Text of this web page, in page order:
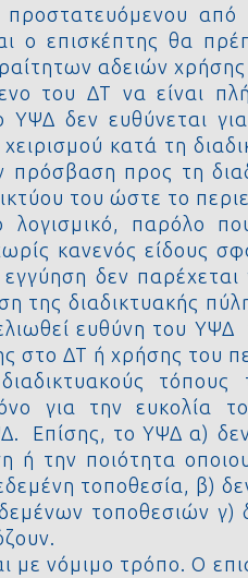
προστατευόμενου
ο επισκέπτης θα
αδειών χρήσης
του ΔΤ να είναι
ΥΨΔ δεν ευθύνεται
κατά τη
πρόσβαση προς τη
του ώστε το
παρόλο
κανενός είδους
δεν
της διαδικτυακής
ευθύνη του ΥΨΔ
στο ΔΤ ή χρήσης του
τόπους
για την ευκολία
Επίσης, το ΥΨΔ α)
την ποιότητα
τοποθεσία, β)
τοποθεσιών γ)
με νόμιμο τρόπο. Ο